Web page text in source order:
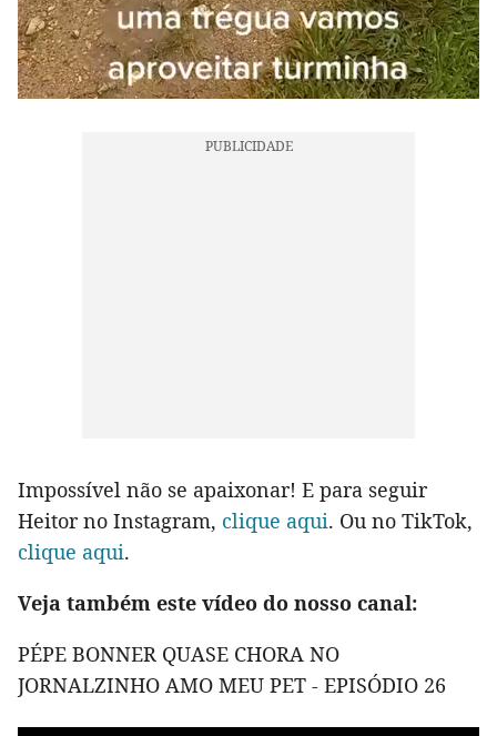
Impossível não se apaixonar! E para seguir
Heitor no Instagram, clique aqui. Ou no TikTok,
clique aqui.
Veja também este vídeo do nosso canal:
PÉPE BONNER QUASE CHORA NO
JORNALZINHO AMO MEU PET - EPISÓDIO 26